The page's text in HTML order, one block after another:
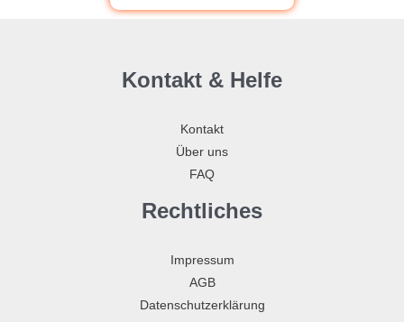
Kontakt & Helfe
Kontakt
Über uns
FAQ
Rechtliches
Impressum
AGB
Datenschutzerklärung